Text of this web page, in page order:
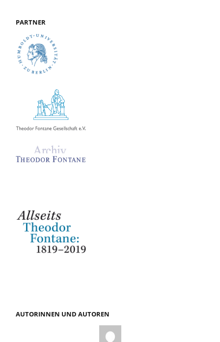
PARTNER
AUTORINNEN UND AUTOREN